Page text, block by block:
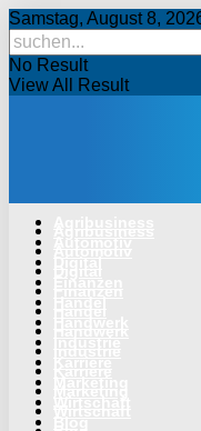
Samstag, August 8,
No Result
View All Result